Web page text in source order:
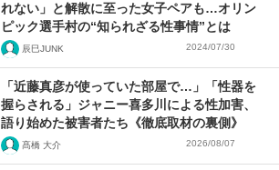
れない」と解散に至った女子ペアも…オリン
ピック選手村の“知られざる性事情”とは
辰巳JUNK 2024/07/30
「近藤真彦が使っていた部屋で…」「性器を
握らされる」ジャニー喜多川による性加害、
語り始めた被害者たち《徹底取材の裏側》
髙橋 大介 2026/08/07